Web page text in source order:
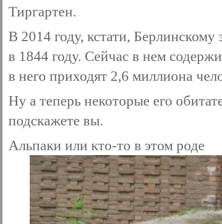
Тиргартен.
В 2014 году, кстати,
в 1844 году. Сейчас в нем
в него приходят 2,6 миллиона
Ну а теперь некоторые его
подскажете вы.
Альпаки или кто-то в этом роде